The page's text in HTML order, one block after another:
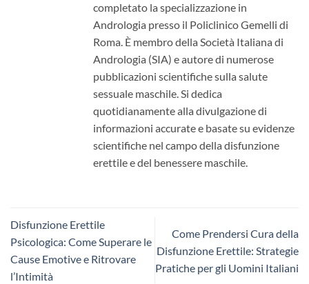
completato la specializzazione in
Andrologia presso il Policlinico Gemelli di
Roma. È membro della Società Italiana di
Andrologia (SIA) e autore di numerose
pubblicazioni scientifiche sulla salute
sessuale maschile. Si dedica
quotidianamente alla divulgazione di
informazioni accurate e basate su evidenze
scientifiche nel campo della disfunzione
erettile e del benessere maschile.
Disfunzione Erettile
Psicologica: Come Superare le
Cause Emotive e Ritrovare
l’Intimità
Come Prendersi Cura della
Disfunzione Erettile: Strategie
Pratiche per gli Uomini Italiani